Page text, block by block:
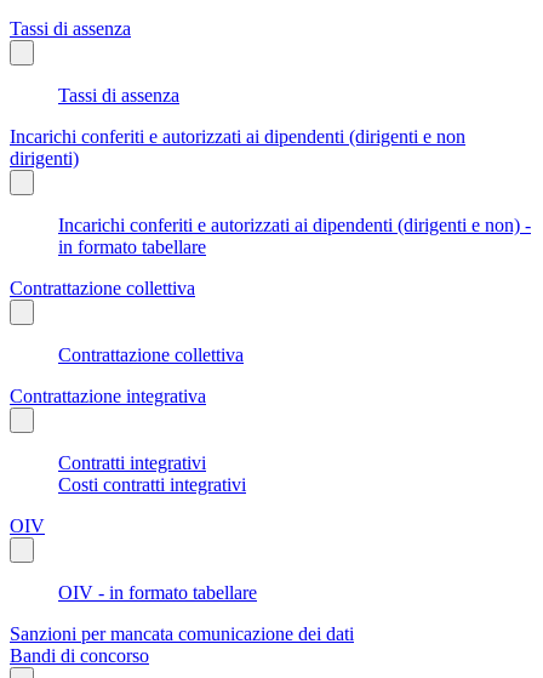
Tassi di assenza
Tassi di assenza
Incarichi conferiti e autorizzati ai dipendenti (dirigenti e non
dirigenti)
Incarichi conferiti e autorizzati ai dipendenti (dirigenti e non) -
in formato tabellare
Contrattazione collettiva
Contrattazione collettiva
Contrattazione integrativa
Contratti integrativi
Costi contratti integrativi
OIV
OIV - in formato tabellare
Sanzioni per mancata comunicazione dei dati
Bandi di concorso